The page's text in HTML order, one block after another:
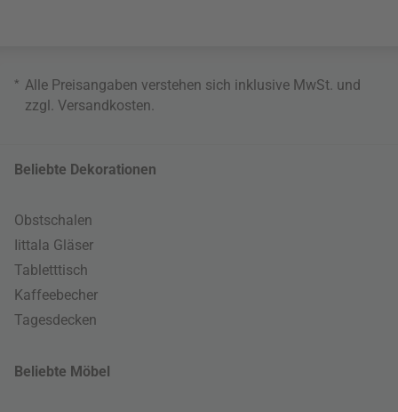
* Alle Preisangaben verstehen sich inklusive MwSt. und
zzgl. Versandkosten
Beliebte Dekorationen
Obstschalen
Iittala Gläser
Tabletttisch
Kaffeebecher
Tagesdecken
Beliebte Möbel